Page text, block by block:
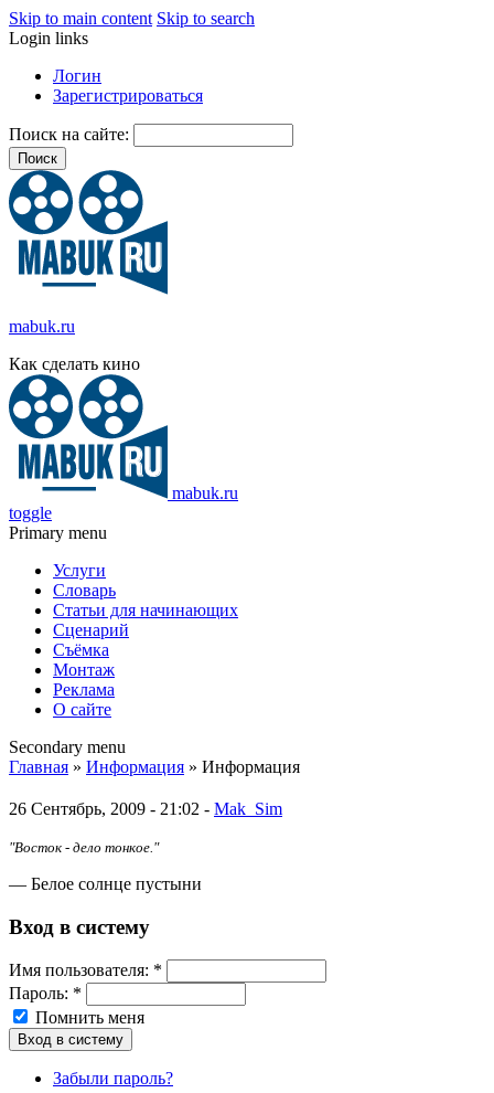
Skip to main content Skip to search
Login links
Логин
Зарегистрироваться
Поиск на сайте:
mabuk.ru
Как сделать кино
mabuk.ru
toggle
Primary menu
Услуги
Словарь
Статьи для начинающих
Сценарий
Съёмка
Монтаж
Реклама
О сайте
Secondary menu
Главная » Информация » Информация
26 Сентябрь, 2009 - 21:02 - Mak_Sim
"Восток - дело тонкое."
— Белое солнце пустыни
Вход в систему
Имя пoльзовaтeля: *
Пароль: *
Помнить меня
Забыли пароль?